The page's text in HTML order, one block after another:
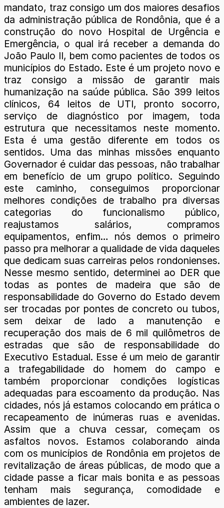
mandato, traz consigo um dos maiores desafios
da administração pública de Rondônia, que é a
construção do novo Hospital de Urgência e
Emergência, o qual irá receber a demanda do
João Paulo II, bem como pacientes de todos os
municípios do Estado. Este é um projeto novo e
traz consigo a missão de garantir mais
humanização na saúde pública. São 399 leitos
clínicos, 64 leitos de UTI, pronto socorro,
serviço de diagnóstico por imagem, toda
estrutura que necessitamos neste momento.
Esta é uma gestão diferente em todos os
sentidos. Uma das minhas missões enquanto
Governador é cuidar das pessoas, não trabalhar
em benefício de um grupo político. Seguindo
este caminho, conseguimos proporcionar
melhores condições de trabalho pra diversas
categorias do funcionalismo público,
reajustamos salários, compramos
equipamentos, enfim… nós demos o primeiro
passo pra melhorar a qualidade de vida daqueles
que dedicam suas carreiras pelos rondonienses.
Nesse mesmo sentido, determinei ao DER que
todas as pontes de madeira que são de
responsabilidade do Governo do Estado devem
ser trocadas por pontes de concreto ou tubos,
sem deixar de lado a manutenção e
recuperação dos mais de 6 mil quilômetros de
estradas que são de responsabilidade do
Executivo Estadual. Esse é um meio de garantir
a trafegabilidade do homem do campo e
também proporcionar condições logísticas
adequadas para escoamento da produção. Nas
cidades, nós já estamos colocando em prática o
recapeamento de inúmeras ruas e avenidas.
Assim que a chuva cessar, começam os
asfaltos novos. Estamos colaborando ainda
com os municípios de Rondônia em projetos de
revitalização de áreas públicas, de modo que a
cidade passe a ficar mais bonita e as pessoas
tenham mais segurança, comodidade e
ambientes de lazer.